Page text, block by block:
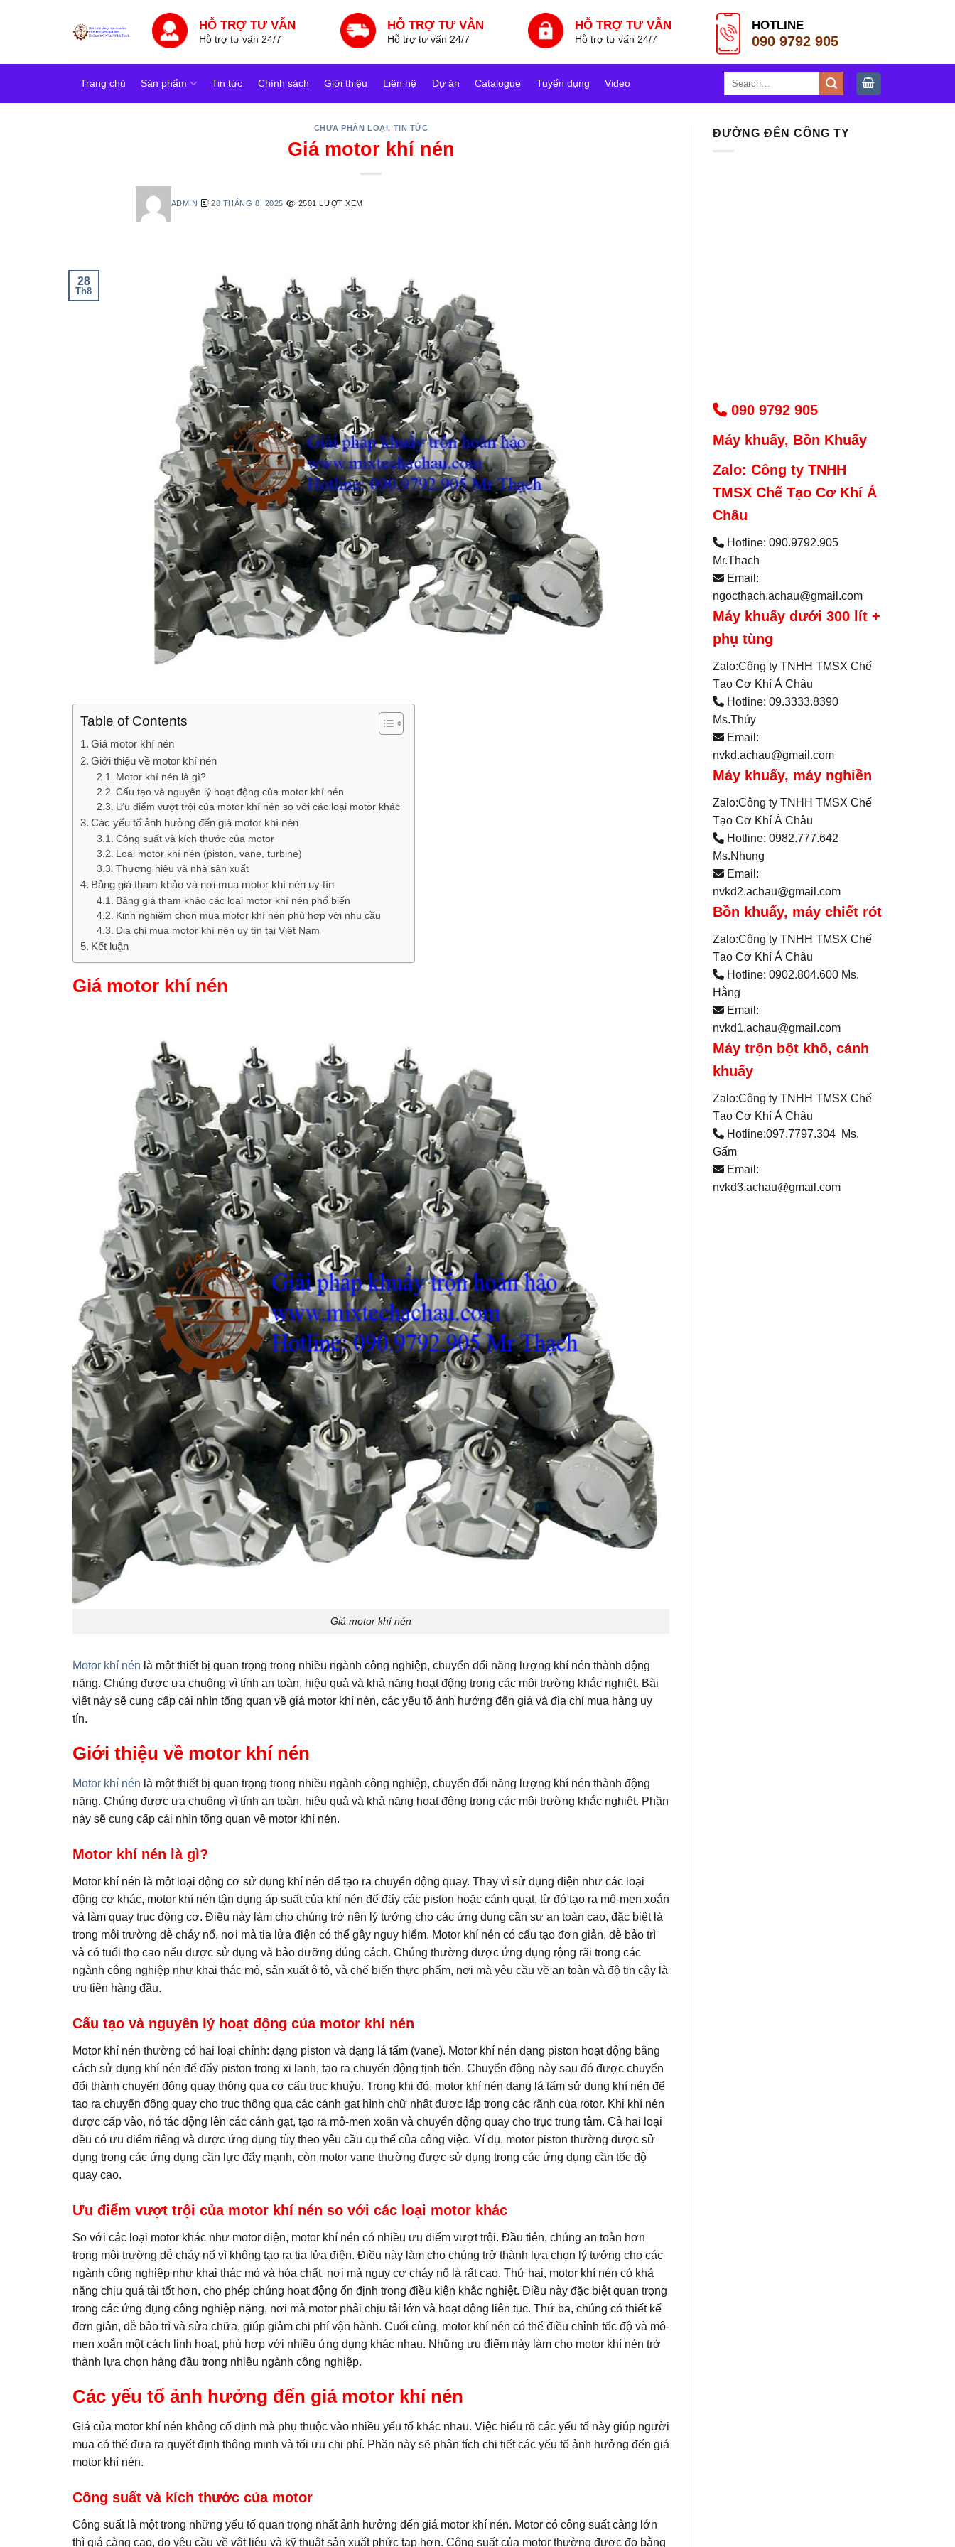
HỖ TRỢ TƯ VẪN
Hỗ trợ tư vấn 24/7
HỖ TRỢ TƯ VẪN
Hỗ trợ tư vấn 24/7
HỖ TRỢ TƯ VẪN
Hỗ trợ tư vấn 24/7
HOTLINE
090 9792 905
Trang chủ Sản phẩm Tin tức Chính sách Giới thiệu Liên hệ Dự án Catalogue Tuyển dụng Video
Search
CHƯA PHÂN LOẠI, TIN TỨC
Giá motor khí nén
ADMIN 28 THÁNG 8, 2025 2501 LƯỢT XEM
28
Th8
Table of Contents
Giá motor khí nén
Giới thiệu về motor khí nén
Motor khí nén là gì?
Cấu tạo và nguyên lý hoạt động của motor khí nén
Ưu điểm vượt trội của motor khí nén so với các loại motor khác
Các yếu tố ảnh hưởng đến giá motor khí nén
Công suất và kích thước của motor
Loại motor khí nén (piston, vane, turbine)
Thương hiệu và nhà sản xuất
Bảng giá tham khảo và nơi mua motor khí nén uy tín
Bảng giá tham khảo các loại motor khí nén phổ biến
Kinh nghiệm chọn mua motor khí nén phù hợp với nhu cầu
Địa chỉ mua motor khí nén uy tín tại Việt Nam
Kết luận
Giá motor khí nén
Giá motor khí nén
Motor khí nén là một thiết bị quan trọng trong nhiều ngành công nghiệp, chuyển đổi năng lượng khí nén thành động
năng. Chúng được ưa chuộng vì tính an toàn, hiệu quả và khả năng hoạt động trong các môi trường khắc nghiệt. Bài
viết này sẽ cung cấp cái nhìn tổng quan về giá motor khí nén, các yếu tố ảnh hưởng đến giá và địa chỉ mua hàng uy
tín.
Giới thiệu về motor khí nén
Motor khí nén là một thiết bị quan trọng trong nhiều ngành công nghiệp, chuyển đổi năng lượng khí nén thành động
năng. Chúng được ưa chuộng vì tính an toàn, hiệu quả và khả năng hoạt động trong các môi trường khắc nghiệt. Phần
này sẽ cung cấp cái nhìn tổng quan về motor khí nén.
Motor khí nén là gì?
Motor khí nén là một loại động cơ sử dụng khí nén để tạo ra chuyển động quay. Thay vì sử dụng điện như các loại
động cơ khác, motor khí nén tận dụng áp suất của khí nén để đẩy các piston hoặc cánh quạt, từ đó tạo ra mô-men xoắn
và làm quay trục động cơ. Điều này làm cho chúng trở nên lý tưởng cho các ứng dụng cần sự an toàn cao, đặc biệt là
trong môi trường dễ cháy nổ, nơi mà tia lửa điện có thể gây nguy hiểm. Motor khí nén có cấu tạo đơn giản, dễ bảo trì
và có tuổi thọ cao nếu được sử dụng và bảo dưỡng đúng cách. Chúng thường được ứng dụng rộng rãi trong các
ngành công nghiệp như khai thác mỏ, sản xuất ô tô, và chế biến thực phẩm, nơi mà yêu cầu về an toàn và độ tin cậy là
ưu tiên hàng đầu.
Cấu tạo và nguyên lý hoạt động của motor khí nén
Motor khí nén thường có hai loại chính: dạng piston và dạng lá tấm (vane). Motor khí nén dạng piston hoạt động bằng
cách sử dụng khí nén để đẩy piston trong xi lanh, tạo ra chuyển động tịnh tiến. Chuyển động này sau đó được chuyển
đổi thành chuyển động quay thông qua cơ cấu trục khuỷu. Trong khi đó, motor khí nén dạng lá tấm sử dụng khí nén để
tạo ra chuyển động quay cho trục thông qua các cánh gạt hình chữ nhật được lắp trong các rãnh của rotor. Khi khí nén
được cấp vào, nó tác động lên các cánh gạt, tạo ra mô-men xoắn và chuyển động quay cho trục trung tâm. Cả hai loại
đều có ưu điểm riêng và được ứng dụng tùy theo yêu cầu cụ thể của công việc. Ví dụ, motor piston thường được sử
dụng trong các ứng dụng cần lực đẩy mạnh, còn motor vane thường được sử dụng trong các ứng dụng cần tốc độ
quay cao.
Ưu điểm vượt trội của motor khí nén so với các loại motor khác
So với các loại motor khác như motor điện, motor khí nén có nhiều ưu điểm vượt trội. Đầu tiên, chúng an toàn hơn
trong môi trường dễ cháy nổ vì không tạo ra tia lửa điện. Điều này làm cho chúng trở thành lựa chọn lý tưởng cho các
ngành công nghiệp như khai thác mỏ và hóa chất, nơi mà nguy cơ cháy nổ là rất cao. Thứ hai, motor khí nén có khả
năng chịu quá tải tốt hơn, cho phép chúng hoạt động ổn định trong điều kiện khắc nghiệt. Điều này đặc biệt quan trọng
trong các ứng dụng công nghiệp nặng, nơi mà motor phải chịu tải lớn và hoạt động liên tục. Thứ ba, chúng có thiết kế
đơn giản, dễ bảo trì và sửa chữa, giúp giảm chi phí vận hành. Cuối cùng, motor khí nén có thể điều chỉnh tốc độ và mô-
men xoắn một cách linh hoạt, phù hợp với nhiều ứng dụng khác nhau. Những ưu điểm này làm cho motor khí nén trở
thành lựa chọn hàng đầu trong nhiều ngành công nghiệp.
Các yếu tố ảnh hưởng đến giá motor khí nén
Giá của motor khí nén không cố định mà phụ thuộc vào nhiều yếu tố khác nhau. Việc hiểu rõ các yếu tố này giúp người
mua có thể đưa ra quyết định thông minh và tối ưu chi phí. Phần này sẽ phân tích chi tiết các yếu tố ảnh hưởng đến giá
motor khí nén.
Công suất và kích thước của motor
Công suất là một trong những yếu tố quan trọng nhất ảnh hưởng đến giá motor khí nén. Motor có công suất càng lớn
thì giá càng cao, do yêu cầu về vật liệu và kỹ thuật sản xuất phức tạp hơn. Công suất của motor thường được đo bằng
ĐƯỜNG ĐẾN CÔNG TY
090 9792 905
Máy khuấy, Bồn Khuấy
Zalo: Công ty TNHH
TMSX Chế Tạo Cơ Khí Á
Châu
Hotline: 090.9792.905
Mr.Thach
Email:
ngocthach.achau@gmail.com
Máy khuấy dưới 300 lít +
phụ tùng
Zalo:Công ty TNHH TMSX Chế
Tạo Cơ Khí Á Châu
Hotline: 09.3333.8390
Ms.Thúy
Email:
nvkd.achau@gmail.com
Máy khuấy, máy nghiền
Zalo:Công ty TNHH TMSX Chế
Tạo Cơ Khí Á Châu
Hotline: 0982.777.642
Ms.Nhung
Email:
nvkd2.achau@gmail.com
Bồn khuấy, máy chiết rót
Zalo:Công ty TNHH TMSX Chế
Tạo Cơ Khí Á Châu
Hotline: 0902.804.600 Ms.
Hằng
Email:
nvkd1.achau@gmail.com
Máy trộn bột khô, cánh
khuấy
Zalo:Công ty TNHH TMSX Chế
Tạo Cơ Khí Á Châu
Hotline:097.7797.304 Ms.
Gấm
Email:
nvkd3.achau@gmail.com